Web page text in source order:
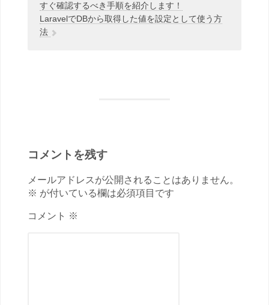
すぐ確認するべき手順を紹介します！
LaravelでDBから取得した値を設定として使う方
法
コメントを残す
メールアドレスが公開されることはありません。
※ が付いている欄は必須項目です
コメント ※